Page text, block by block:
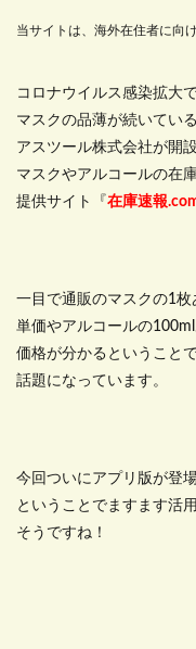
当サイトは、海外在住者に向
コロナウイルス感染拡大
マスクの品薄が続いてい
アスツール株式会社が開
マスクやアルコールの在
提供サイト『 在庫速報
一目で通販のマスクの1枚
単価やアルコールの
価格が分かるということ
話題になっています。
今回ついにアプリ版が登
ということでますます活
そうですね！